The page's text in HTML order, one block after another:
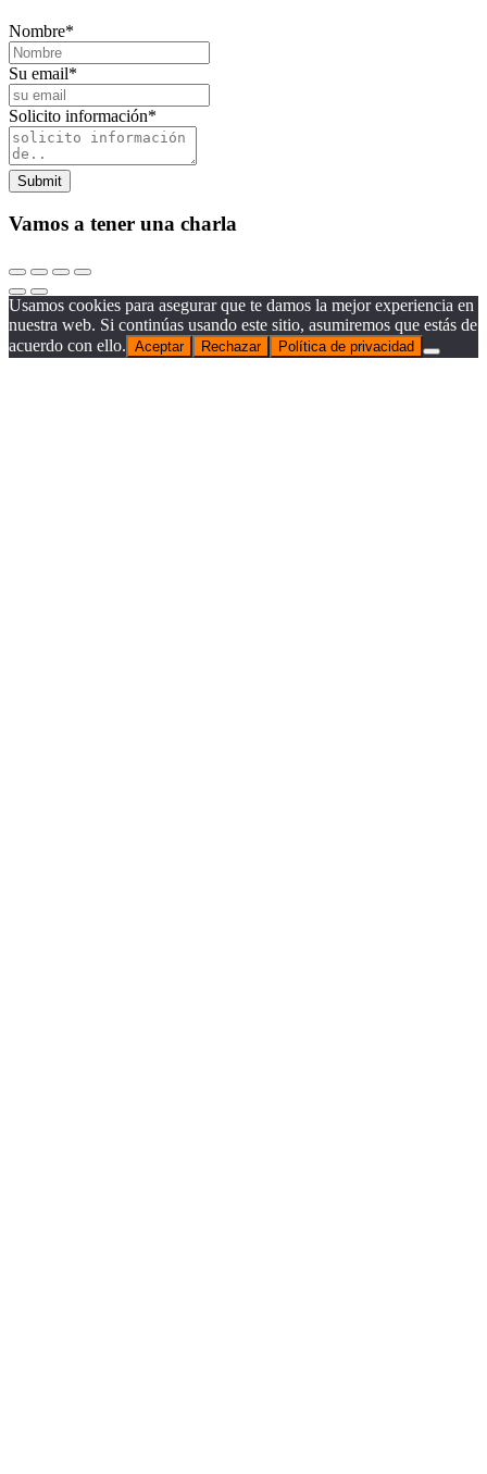
Nombre*
Su email*
Solicito información*
Submit
Vamos a tener una charla
Usamos cookies para asegurar que te damos la mejor experiencia en
nuestra web. Si continúas usando este sitio, asumiremos que estás de
acuerdo con ello. Aceptar Rechazar Política de privacidad